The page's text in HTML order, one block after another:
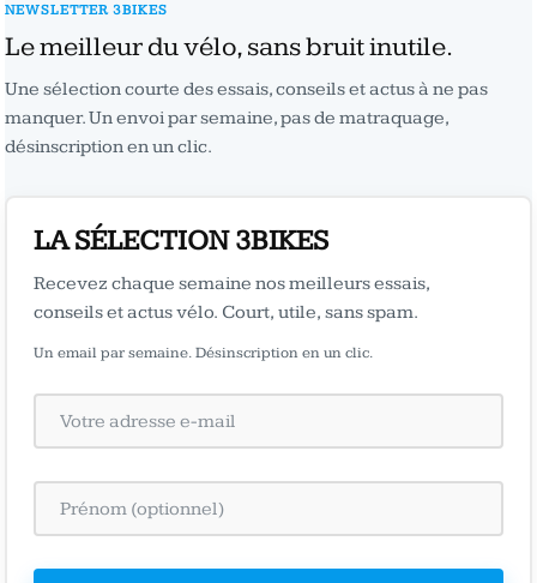
NEWSLETTER 3BIKES
Le meilleur du vélo, sans bruit inutile.
Une sélection courte des essais, conseils et actus à ne pas
manquer. Un envoi par semaine, pas de matraquage,
désinscription en un clic.
LA SÉLECTION 3BIKES
Recevez chaque semaine nos meilleurs essais,
conseils et actus vélo. Court, utile, sans spam.
Un email par semaine. Désinscription en un clic.